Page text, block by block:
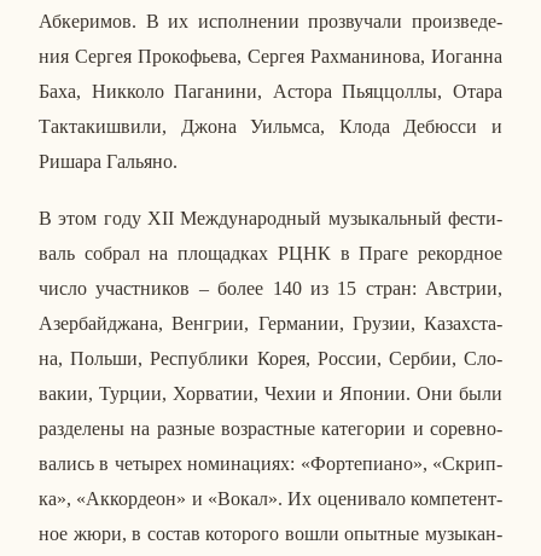
Аб­ке­ри­мов. В их ис­пол­не­нии про­зву­ча­ли про­из­ве­де­
ния Сергея Про­ко­фье­ва, Сергея Рах­ма­ни­но­ва, Иоган­на
Баха, Ник­ко­ло Па­га­ни­ни, Астора Пьяц­цол­лы, Отара
Так­таки­шви­ли, Джона Уильм­са, Клода Де­бюс­си и
Ришара Га­лья­но.
В этом году XII Меж­ду­на­род­ный му­зы­каль­ный фе­сти­
валь собрал на пло­щад­ках РЦНК в Праге ре­корд­ное
число участ­ни­ков – более 140 из 15 стран: Ав­стрии,
Азер­бай­джа­на, Вен­грии, Гер­ма­нии, Грузии, Ка­зах­ста­
на, Польши, Рес­пуб­ли­ки Корея, России, Сербии, Сло­
ва­кии, Турции, Хор­ва­тии, Чехии и Японии. Они были
раз­де­ле­ны на разные воз­раст­ные ка­те­го­рии и со­рев­но­
ва­лись в че­ты­рех но­ми­на­ци­ях: «Фор­те­пи­а­но», «Скрип­
ка», «Ак­кор­де­он» и «Вокал». Их оце­ни­ва­ло ком­пе­тент­
ное жюри, в состав ко­то­ро­го вошли опыт­ные му­зы­кан­